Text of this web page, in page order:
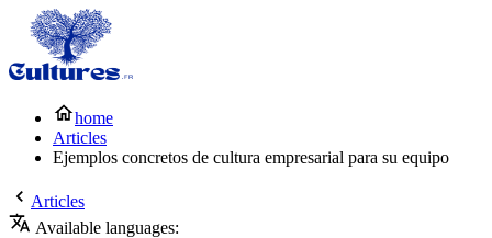
home
Articles
Ejemplos concretos de cultura empresarial para su equipo
Articles
Available languages: